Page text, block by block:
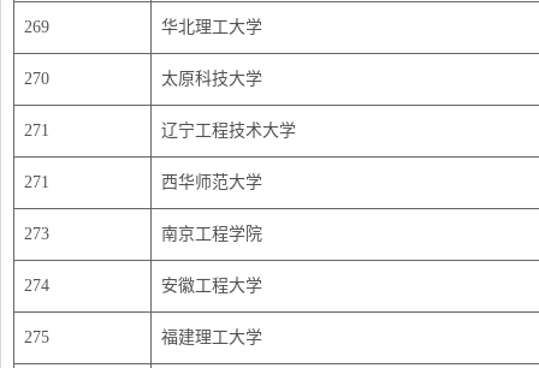
269 华北理工大学
270 太原科技大学
271 辽宁工程技术大学
271 西华师范大学
273 南京工程学院
274 安徽工程大学
275 福建理工大学